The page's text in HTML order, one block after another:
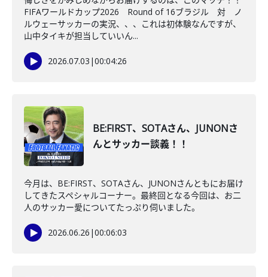
FIFAワールドカップ2026 Round of 16ブラジル 対 ノ
ルウェーサッカーの実況、、、これは初体験なんですが、
山中タイキが担当していいん...
2026.07.03 |00:04:26
BE:FIRST、SOTAさん、JUNONさ
んとサッカー談義！！
今月は、BE:FIRST、SOTAさん、JUNONさんともにお届け
してきたスペシャルコーナー。最終回となる今回は、お二
人のサッカー愛についてたっぷり伺いました。
2026.06.26 |00:06:03